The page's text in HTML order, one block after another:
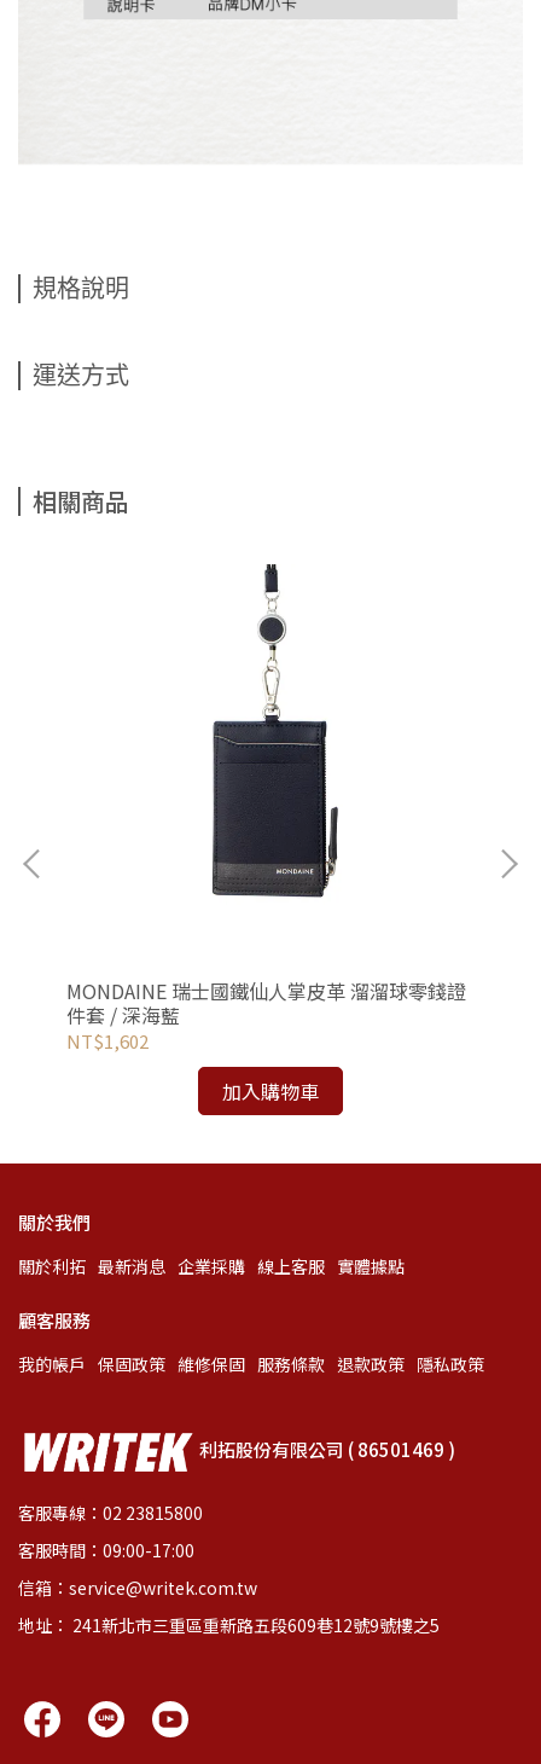
規格說明
運送方式
相關商品
MONDAINE 瑞士國鐵仙人掌皮革 溜溜球零錢證
件套 / 深海藍
NT$1,602
加入購物車
關於我們
關於利拓 最新消息 企業採購 線上客服 實體據點
顧客服務
我的帳戶 保固政策 維修保固 服務條款 退款政策 隱私政策
利拓股份有限公司 ( 86501469 )
客服專線：02 23815800
客服時間：09:00-17:00
信箱：service@writek.com.tw
地址： 241新北市三重區重新路五段609巷12號9號樓之5